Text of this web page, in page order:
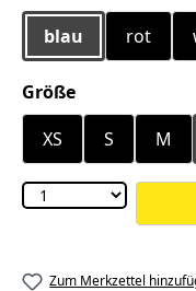
blau
rot
Größeauswählen
XS
S M
Zum Merkzettel